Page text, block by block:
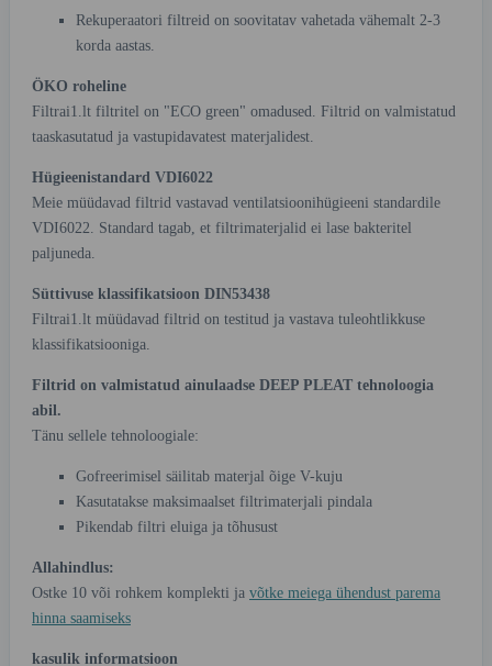
Rekuperaatori filtreid on soovitatav vahetada vähemalt 2-3
korda aastas.
ÖKO roheline
Filtrai1.lt filtritel on "ECO green" omadused. Filtrid on valmistatud
taaskasutatud ja vastupidavatest materjalidest.
Hügieenistandard VDI6022
Meie müüdavad filtrid vastavad ventilatsioonihügieeni standardile
VDI6022. Standard tagab, et filtrimaterjalid ei lase bakteritel
paljuneda.
Süttivuse klassifikatsioon DIN53438
Filtrai1.lt müüdavad filtrid on testitud ja vastava tuleohtlikkuse
klassifikatsiooniga.
Filtrid on valmistatud ainulaadse DEEP PLEAT tehnoloogia
abil.
Tänu sellele tehnoloogiale:
Gofreerimisel säilitab materjal õige V-kuju
Kasutatakse maksimaalset filtrimaterjali pindala
Pikendab filtri eluiga ja tõhusust
Allahindlus:
Ostke 10 või rohkem komplekti ja võtke meiega ühendust parema
hinna saamiseks
kasulik informatsioon